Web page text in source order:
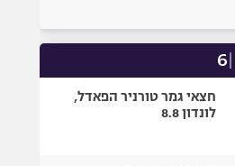
חצאי גמר טורניר הפאדל,
לונדון 8.8